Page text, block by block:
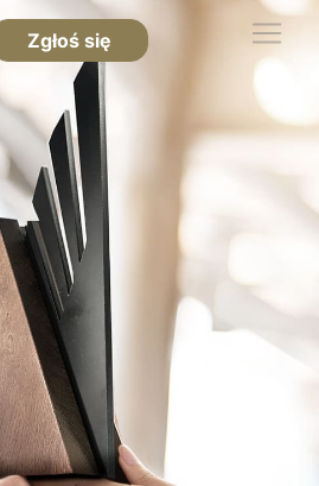
Zgłoś się